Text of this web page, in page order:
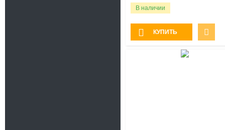
В наличии
КУПИТЬ